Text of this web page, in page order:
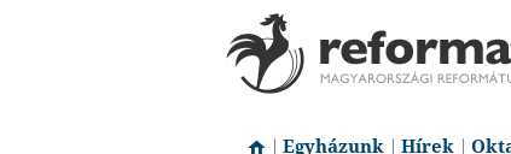
Egyházunk Hírek